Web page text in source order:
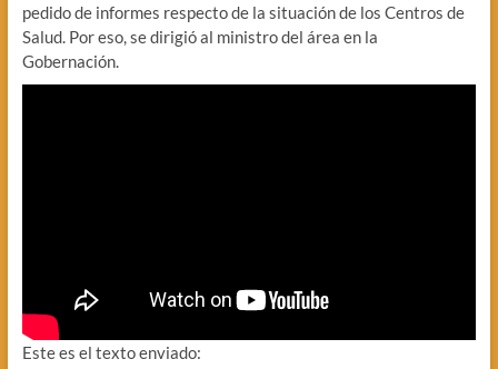
pedido de informes respecto de la situación de los Centros de
Salud. Por eso, se dirigió al ministro del área en la
Gobernación.
Este es el texto enviado: